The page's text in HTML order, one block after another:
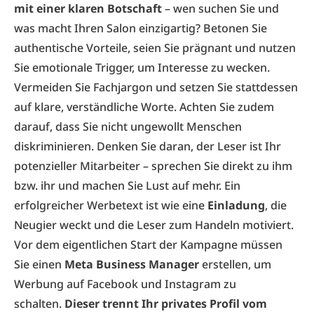
mit einer klaren Botschaft– wen suchen Sie und
was macht Ihren Salon einzigartig? Betonen Sie
authentische Vorteile, seien Sie prägnant und nutzen
Sie emotionale Trigger, um Interesse zu wecken.
Vermeiden Sie Fachjargon und setzen Sie stattdessen
auf klare, verständliche Worte. Achten Sie zudem
darauf, dass Sie nicht ungewollt Menschen
diskriminieren. Denken Sie daran, der Leser ist Ihr
potenzieller Mitarbeiter – sprechen Sie direkt zu ihm
bzw. ihr und machen Sie Lust auf mehr. Ein
erfolgreicher Werbetext ist wie eine Einladung, die
Neugier weckt und die Leser zum Handeln motiviert.
Vor dem eigentlichen Start der Kampagne müssen
Sie einen Meta Business Managererstellen, um
Werbung auf Facebook und Instagram zu
schalten. Dieser trennt Ihr privates Profil vom